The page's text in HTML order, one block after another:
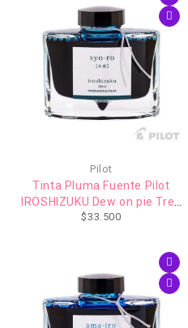
Pilot
Tinta Pluma Fuente Pilot
IROSHIZUKU Dew on pie Tree
(syo-ro) 50ml
$33.500